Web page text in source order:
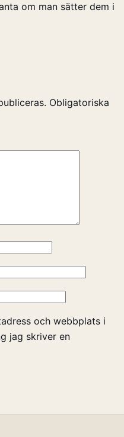
om man sätter dem i
Obligatoriska
och webbplats i
jag skriver en